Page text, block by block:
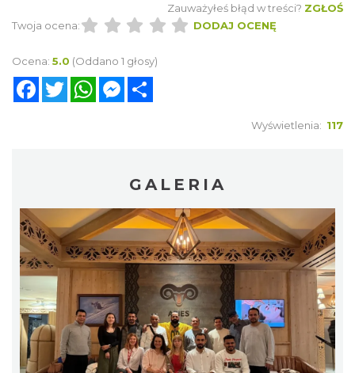
Zauważyłeś błąd w treści? ZGŁOŚ
Twoja ocena:
DODAJ OCENĘ
Ocena: 5.0 (Oddano 1 głosy)
FacebookTwitterWhatsAppMessenger
Wyświetlenia: 117
GALERIA